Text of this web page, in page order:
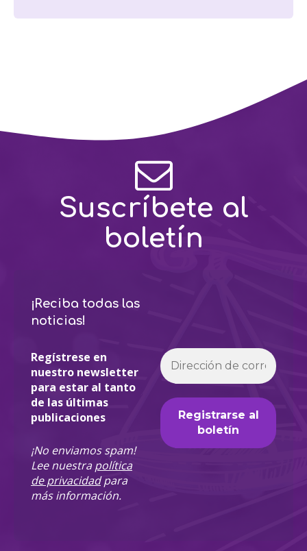
Suscríbete al
boletín
¡Reciba todas las
noticias!
Regístrese en
nuestro newsletter
para estar al tanto
de las últimas
publicaciones
¡No enviamos spam!
Lee nuestrapolítica
de privacidadpara
más información.